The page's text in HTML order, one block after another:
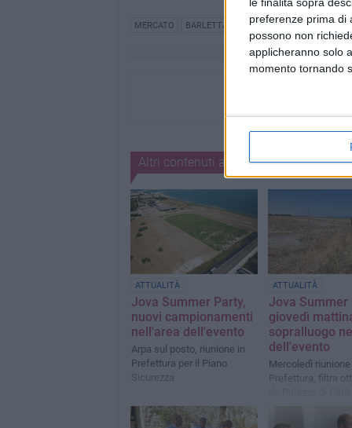
preferenze prima di
possono non
applicheranno solo
momento tornando
MERCATO BARLETTA
Altri contenuti a tema
ATTUALITÀ
Jova Summer Party,
nuovi campionamenti
nell'area dell'evento
Arpa sul posto, riunione in
Prefettura per il Piano
Sicurezza
ATTUALITÀ
Jova Summer
giovedì
sopralluogo
dell'evento
Mercoledì riunione
Prefettura, filtra